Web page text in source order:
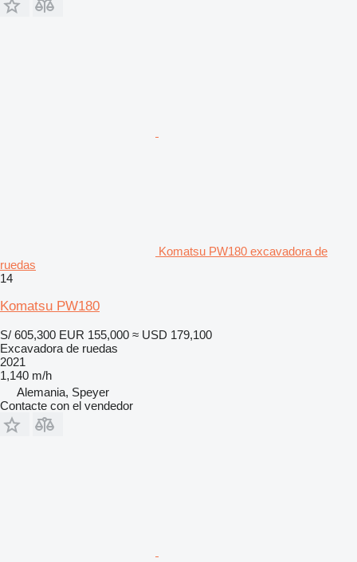
Komatsu PW180 excavadora de
ruedas
14
Komatsu PW180
S/ 605,300 EUR 155,000 ≈ USD 179,100
Excavadora de ruedas
2021
1,140 m/h
Alemania, Speyer
Contacte con el vendedor